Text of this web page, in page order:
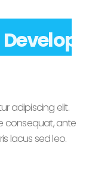
Develop
adipiscing elit.
consequat, ante
lacus sed leo.